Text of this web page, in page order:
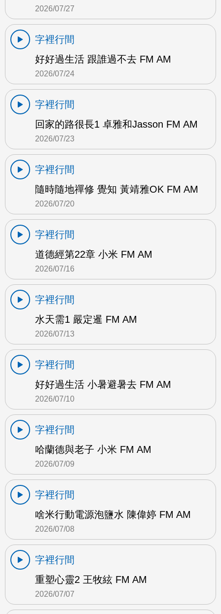
2026/07/27
字裡行間
好好過生活 跟誰過不去 FM AM
2026/07/24
字裡行間
回家的路很長1 卓雅和Jasson FM AM
2026/07/23
字裡行間
隨時隨地禪修 覺知 黃靖雅OK FM AM
2026/07/20
字裡行間
道德經第22章 小米 FM AM
2026/07/16
字裡行間
水天需1 嚴定暹 FM AM
2026/07/13
字裡行間
好好過生活 小暑避暑去 FM AM
2026/07/10
字裡行間
哈蘭德與老子 小米 FM AM
2026/07/09
字裡行間
啥米行動電源泡鹽水 陳偉婷 FM AM
2026/07/08
字裡行間
重塑心靈2 王牧絃 FM AM
2026/07/07